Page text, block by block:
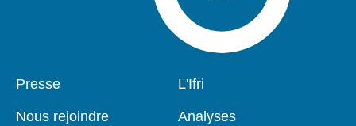
Pied
Presse
Nous rejoindre
Navigation
L'Ifri
Analyses